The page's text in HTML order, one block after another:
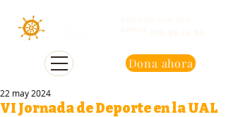
Dona ahora
VI Jornada de Deporte en la UAL
22 may 2024